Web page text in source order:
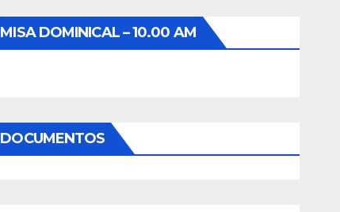
MISA DOMINICAL – 10.00 AM
DOCUMENTOS